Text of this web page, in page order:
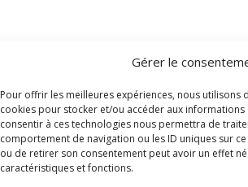
Gérer le
Pour offrir les meilleures expériences, nous utilisons
cookies pour stocker et/ou accéder aux informations
consentir à ces technologies nous permettra de
comportement de navigation ou les ID uniques sur
ou de retirer son consentement peut avoir un effet
caractéristiques et fonctions.
FAQ
Contact
Boutique
Abonnements Sono mag | intégral ou